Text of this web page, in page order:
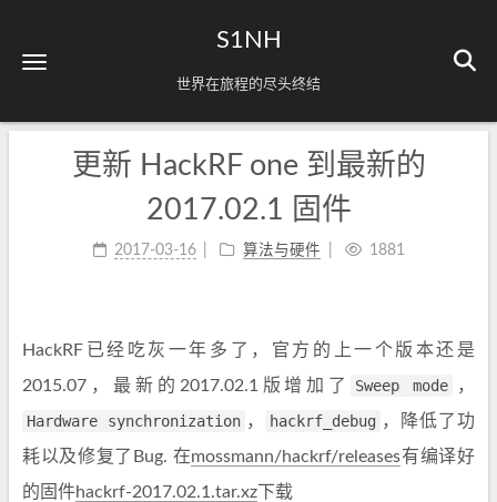
S1NH
世界在旅程的尽头终结
更新 HackRF one 到最新的
2017.02.1 固件
2017-03-16 算法与硬件 1881
HackRF已经吃灰一年多了，官方的上一个版本还是
2015.07，最新的2017.02.1版增加了
Sweep mode
，
Hardware synchronization ， hackrf_debug ，降低了功
耗以及修复了Bug. 在mossmann/hackrf/releases有编译好
的固件hackrf-2017.02.1.tar.xz 下载